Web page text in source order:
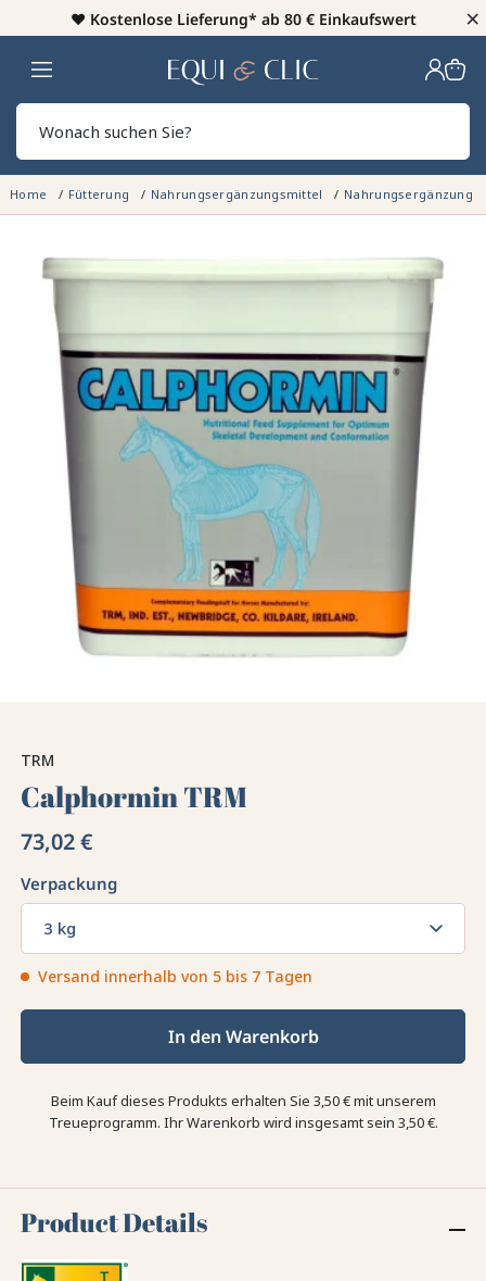
♥️ Kostenlose Lieferung* ab 80 € Einkaufswert ×
Heim
Home Fütterung Nahrungsergänzungsmittel Nahrungsergänzung
TRM
Calphormin TRM
73,02 €
Verpackung
3 kg
Versand innerhalb von 5 bis 7 Tagen
In den Warenkorb
Beim Kauf dieses Produkts erhalten Sie 3,50 €mit unserem
Treueprogramm. Ihr Warenkorb wird insgesamt sein 3,50 €.
Product Details